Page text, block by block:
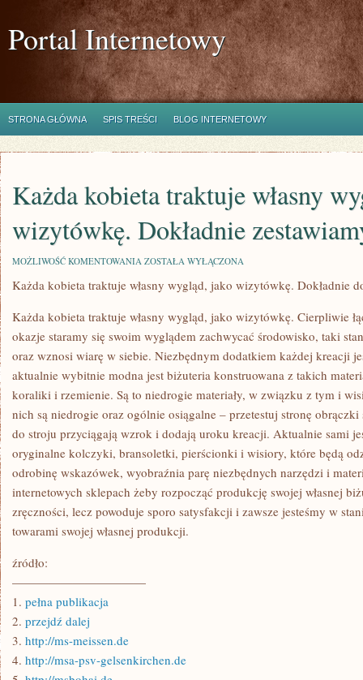
Portal Internetowy
STRONA GŁÓWNA SPIS TREŚCI BLOG INTERNETOWY
Każda kobieta traktuje własny
wizytówkę. Dokładnie
MOŻLIWOŚĆ KOMENTOWANIA KAŻDA
TRAKTUJE
WŁASNY
JAKO
WIZYTÓWKĘ.
DOKŁADNIE
ZESTAWIAMY
ZOSTAŁA WYŁĄCZONA
Każda kobieta traktuje własny wygląd, jako wizytówkę. Dokładnie
Każda kobieta traktuje własny wygląd, jako wizytówkę. Cierpliwie
okazje staramy się swoim wyglądem zachwycać środowisko, taki
oraz wznosi wiarę w siebie. Niezbędnym dodatkiem każdej kreacji
aktualnie wybitnie modna jest biżuteria konstruowana z takich
koraliki i rzemienie. Są to niedrogie materiały, w związku z tym i
nich są niedrogie oraz ogólnie osiągalne – przetestuj stronę obrączki
do stroju przyciągają wzrok i dodają uroku kreacji. Aktualnie sami
oryginalne kolczyki, bransoletki, pierścionki i wisiory, które będą
odrobinę wskazówek, wyobraźnia parę niezbędnych narzędzi i
internetowych sklepach żeby rozpocząć produkcję swojej własnej
zręczności, lecz powoduje sporo satysfakcji i zawsze jesteśmy w
towarami swojej własnej produkcji.
źródło:
———————————
1. pełna publikacja
2. przejdź dalej
3. http://ms-meissen.de
4. http://msa-psv-gelsenkirchen.de